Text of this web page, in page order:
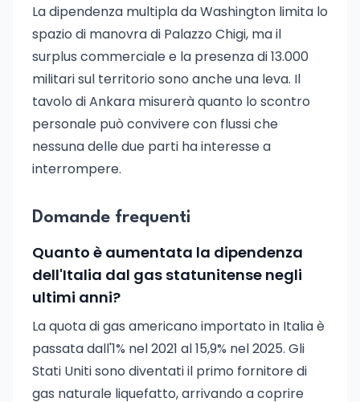
La dipendenza multipla da Washington limita lo
spazio di manovra di Palazzo Chigi, ma il
surplus commerciale e la presenza di 13.000
militari sul territorio sono anche una leva. Il
tavolo di Ankara misurerà quanto lo scontro
personale può convivere con flussi che
nessuna delle due parti ha interesse a
interrompere.
Domande frequenti
Quanto è aumentata la dipendenza
dell'Italia dal gas statunitense negli
ultimi anni?
La quota di gas americano importato in Italia è
passata dall'1% nel 2021 al 15,9% nel 2025. Gli
Stati Uniti sono diventati il primo fornitore di
gas naturale liquefatto, arrivando a coprire